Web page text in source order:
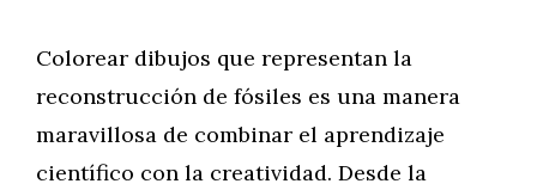
Colorear dibujos que representan la
reconstrucción de fósiles es una manera
maravillosa de combinar el aprendizaje
científico con la creatividad. Desde la